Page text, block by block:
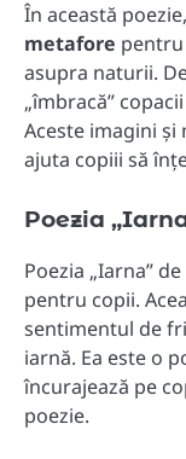
În această
metafore pentru
asupra naturii.
„îmbracă”
Aceste imagini
ajuta copiii să
Poezia
Poezia „Iarna”
pentru copii.
sentimentul de
iarnă. Ea este o
încurajează pe
poezie.